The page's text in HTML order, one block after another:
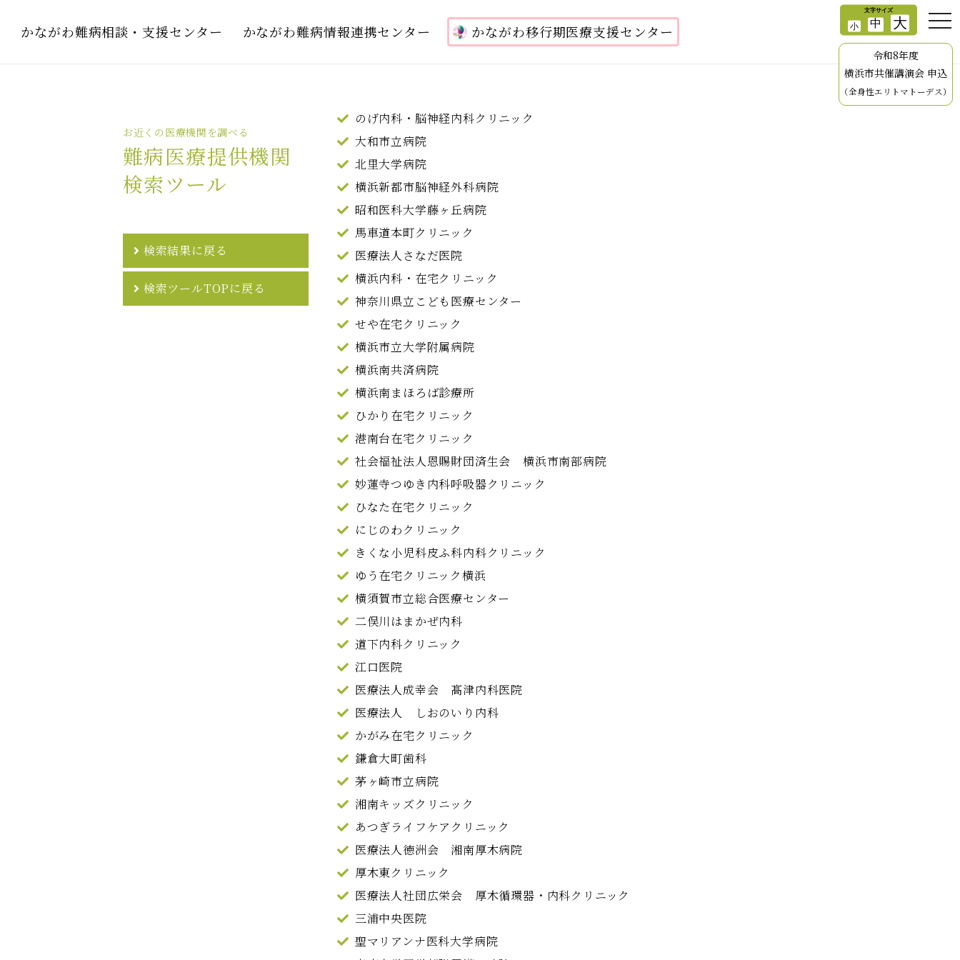
かながわ難病相談・支援センター かながわ難病情報連携センター かながわ移行期医療支援センター
令和8年度
横浜市共催講演会 申込
（全身性エリトマトーデス）
のげ内科・脳神経内科クリニック
大和市立病院
北里大学病院
横浜新都市脳神経外科病院
昭和医科大学藤ヶ丘病院
馬車道本町クリニック
医療法人さなだ医院
横浜内科・在宅クリニック
神奈川県立こども医療センター
せや在宅クリニック
横浜市立大学附属病院
横浜南共済病院
横浜南まほろば診療所
ひかり在宅クリニック
港南台在宅クリニック
社会福祉法人恩賜財団済生会 横浜市南部病院
妙蓮寺つゆき内科呼吸器クリニック
ひなた在宅クリニック
にじのわクリニック
きくな小児科皮ふ科内科クリニック
ゆう在宅クリニック横浜
横須賀市立総合医療センター
二俣川はまかぜ内科
道下内科クリニック
江口医院
医療法人成幸会 髙津内科医院
医療法人 しおのいり内科
かがみ在宅クリニック
鎌倉大町歯科
茅ヶ崎市立病院
湘南キッズクリニック
あつぎライフケアクリニック
医療法人徳洲会 湘南厚木病院
厚木東クリニック
医療法人社団広栄会 厚木循環器・内科クリニック
三浦中央医院
聖マリアンナ医科大学病院
お近くの医療機関を調べる
難病医療提供機関
検索ツール
検索結果に戻る
検索ツールTOPに戻る